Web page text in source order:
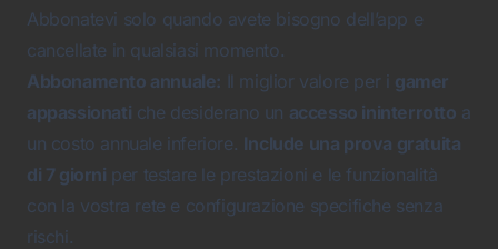
Abbonatevi solo quando avete bisogno dell’app e
cancellate in qualsiasi momento.
Abbonamento annuale: Il miglior valore per i gamer
appassionati che desiderano un accesso ininterrotto a
un costo annuale inferiore. Include una prova gratuita
di 7 giorni per testare le prestazioni e le funzionalità
con la vostra rete e configurazione specifiche senza
rischi.